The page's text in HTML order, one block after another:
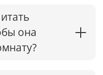
она